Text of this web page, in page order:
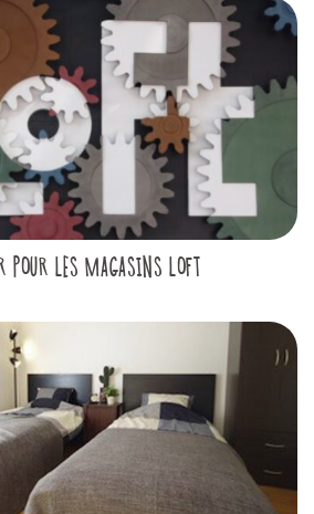
POUR LES MAGASINS LOFT